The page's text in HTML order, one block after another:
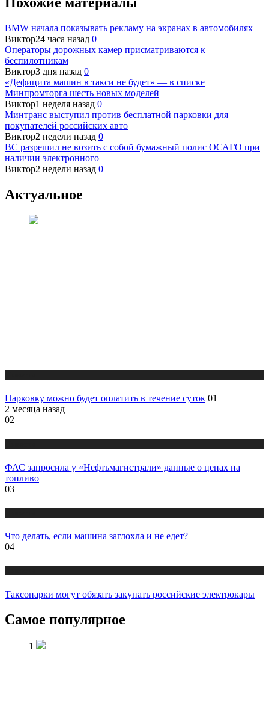
BMW начала показывать рекламу на экранах в автомобилях
Виктор24 часа назад 0
Операторы дорожных камер присматриваются к
беспилотникам
Виктор3 дня назад 0
«Дефицита машин в такси не будет» — в списке
Минпромторга шесть новых моделей
Виктор1 неделя назад 0
Минтранс выступил против бесплатной парковки для
покупателей российских авто
Виктор2 недели назад 0
ВС разрешил не возить с собой бумажный полис ОСАГО при
наличии электронного
Виктор2 недели назад 0
Актуальное
Парковку можно будет оплатить в течение суток 01
2 месяца назад
02
ФАС запросила у «Нефтьмагистрали» данные о ценах на
топливо
03
Что делать, если машина заглохла и не едет?
04
Таксопарки могут обязать закупать российские электрокары
Самое популярное
1